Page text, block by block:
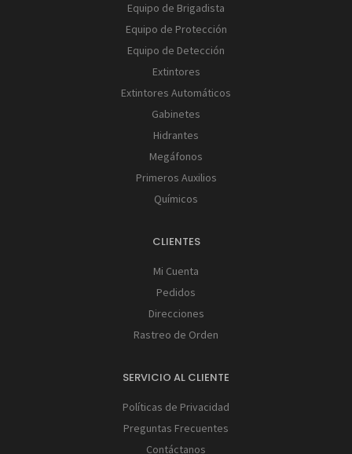
Equipo de Brigadista
Equipo de Protección
Equipo de Detección
Extintores
Extintores Automáticos
Gabinetes
Hidrantes
Megáfonos
Primeros Auxilios
Químicos
CLIENTES
Mi Cuenta
Pedidos
Direcciones
Rastreo de Orden
SERVICIO AL CLIENTE
Políticas de Privacidad
Preguntas Frecuentes
Contáctanos